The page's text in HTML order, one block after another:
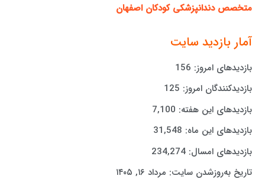
متخصص دندانپزشکی کودکان اصفهان
آمار بازدید سایت
بازدیدهای امروز: 156
بازدیدکنندگان امروز: 125
بازدیدهای این هفته: 7,100
بازدیدهای این ماه: 31,548
بازدیدهای امسال:234,274
تاریخ به‌روزشدن سایت: مرداد ۱۶, ۱۴۰۵